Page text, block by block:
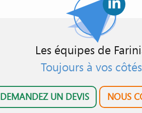
Les équipes de
Toujours à vos côtés
DEMANDEZ UN DEVIS NOUS